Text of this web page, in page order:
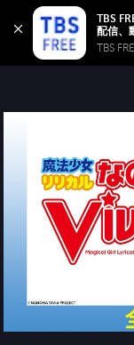
TBS
TBS
TBS FREE
無料見逃し配信